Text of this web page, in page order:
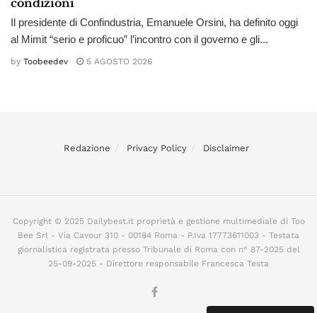
condizioni
Il presidente di Confindustria, Emanuele Orsini, ha definito oggi
al Mimit “serio e proficuo” l’incontro con il governo e gli...
by Toobeedev 5 AGOSTO 2026
Redazione Privacy Policy Disclaimer
Copyright © 2025 Dailybest.it proprietà e gestione multimediale di Too
Bee Srl - Via Cavour 310 - 00184 Roma - P.Iva 17773611003 - Testata
giornalistica registrata presso Tribunale di Roma con n° 87-2025 del
25-09-2025 - Direttore responsabile Francesca Testa